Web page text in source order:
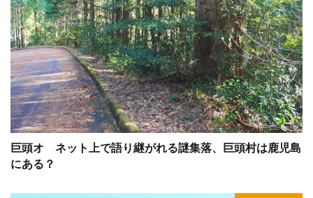
巨頭オ ネット上で語り継がれる謎集落、巨頭村は鹿児島
にある？